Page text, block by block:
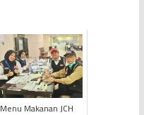
Menu Makanan JCH